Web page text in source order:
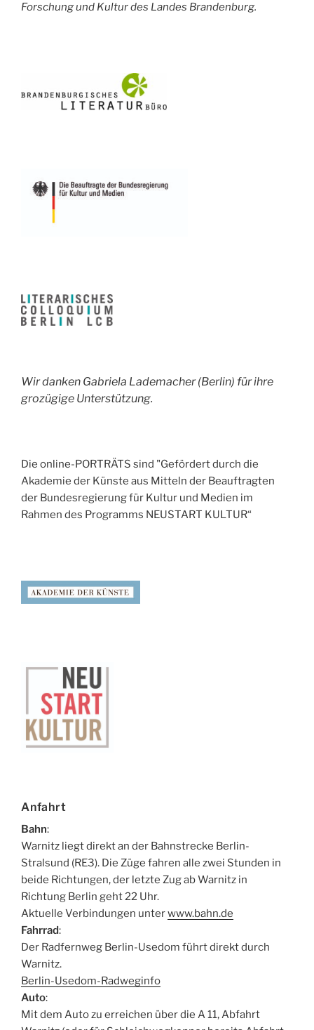
Forschung und Kultur des Landes Brandenburg.
Wir danken Gabriela Lademacher (Berlin) für ihre
grozügige Unterstützung.
Die online-PORTRÄTS sind "Gefördert durch die
Akademie der Künste aus Mitteln der Beauftragten
der Bundesregierung für Kultur und Medien im
Rahmen des Programms NEUSTART KULTUR“
Anfahrt
Bahn:
Warnitz liegt direkt an der Bahnstrecke Berlin-
Stralsund (RE3). Die Züge fahren alle zwei Stunden in
beide Richtungen, der letzte Zug ab Warnitz in
Richtung Berlin geht 22 Uhr.
Aktuelle Verbindungen unterwww.bahn.de
Fahrrad:
Der Radfernweg Berlin-Usedom führt direkt durch
Warnitz.
Berlin-Usedom-Radweginfo
Auto:
Mit dem Auto zu erreichen über die A 11, Abfahrt